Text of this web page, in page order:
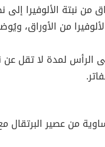
من نبتة الألوفيرا إلى
من الأوراق،
الرأس لمدة لا تقل
من عصير